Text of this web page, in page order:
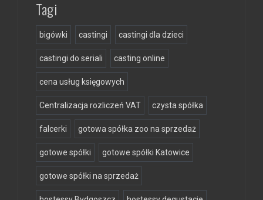
Tagi
bigówki castingi castingi dla dzieci
castingi do seriali casting online
cena usług księgowych
Centralizacja rozliczeń VAT czysta spółka
falcerki gotowa spółka zoo na sprzedaż
gotowe spółki gotowe spółki Katowice
gotowe spółki na sprzedaż